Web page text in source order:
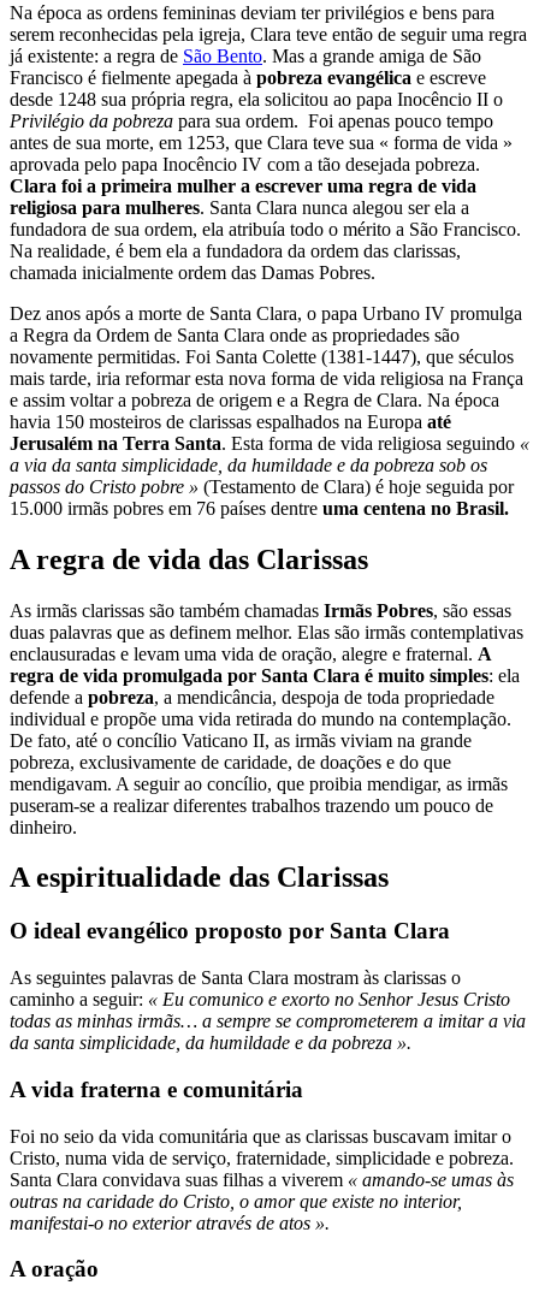
Na época as ordens femininas deviam ter privilégios e bens para
serem reconhecidas pela igreja, Clara teve então de seguir uma regra
já existente: a regra de São Bento. Mas a grande amiga de São
Francisco é fielmente apegada à pobreza evangélica e escreve
desde 1248 sua própria regra, ela solicitou ao papa Inocêncio II o
Privilégio da pobreza para sua ordem. Foi apenas pouco tempo
antes de sua morte, em 1253, que Clara teve sua « forma de vida »
aprovada pelo papa Inocêncio IV com a tão desejada pobreza.
Clara foi a primeira mulher a escrever uma regra de vida
religiosa para mulheres. Santa Clara nunca alegou ser ela a
fundadora de sua ordem, ela atribuía todo o mérito a São Francisco.
Na realidade, é bem ela a fundadora da ordem das clarissas,
chamada inicialmente ordem das Damas Pobres.
Dez anos após a morte de Santa Clara, o papa Urbano IV promulga
a Regra da Ordem de Santa Clara onde as propriedades são
novamente permitidas. Foi Santa Colette (1381-1447), que séculos
mais tarde, iria reformar esta nova forma de vida religiosa na França
e assim voltar a pobreza de origem e a Regra de Clara. Na época
havia 150 mosteiros de clarissas espalhados na Europa até
Jerusalém na Terra Santa. Esta forma de vida religiosa seguindo «
a via da santa simplicidade, da humildade e da pobreza sob os
passos do Cristo pobre » (Testamento de Clara) é hoje seguida por
15.000 irmãs pobres em 76 países dentre uma centena no Brasil.
A regra de vida das Clarissas
As irmãs clarissas são também chamadas Irmãs Pobres, são essas
duas palavras que as definem melhor. Elas são irmãs contemplativas
enclausuradas e levam uma vida de oração, alegre e fraternal. A
regra de vida promulgada por Santa Clara é muito simples: ela
defende a pobreza, a mendicância, despoja de toda propriedade
individual e propõe uma vida retirada do mundo na contemplação.
De fato, até o concílio Vaticano II, as irmãs viviam na grande
pobreza, exclusivamente de caridade, de doações e do que
mendigavam. A seguir ao concílio, que proibia mendigar, as irmãs
puseram-se a realizar diferentes trabalhos trazendo um pouco de
dinheiro.
A espiritualidade das Clarissas
O ideal evangélico proposto por Santa Clara
As seguintes palavras de Santa Clara mostram às clarissas o
caminho a seguir: « Eu comunico e exorto no Senhor Jesus Cristo
todas as minhas irmãs… a sempre se comprometerem a imitar a via
da santa simplicidade, da humildade e da pobreza ».
A vida fraterna e comunitária
Foi no seio da vida comunitária que as clarissas buscavam imitar o
Cristo, numa vida de serviço, fraternidade, simplicidade e pobreza.
Santa Clara convidava suas filhas a viverem « amando-se umas às
outras na caridade do Cristo, o amor que existe no interior,
manifestai-o no exterior através de atos ».
A oração